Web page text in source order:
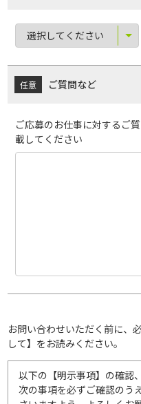
ご質問など
ご応募のお仕事に対するご
載してください
お問い合わせいただく前に、
して】をお読みください。
以下の【明示事項】の確認
次の事項を必ずご確認のう